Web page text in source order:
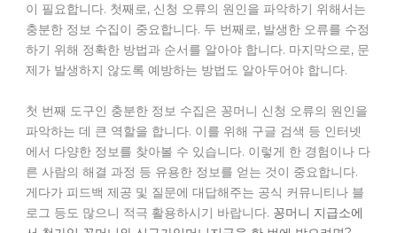
이 필요합니다. 첫째로, 신청 오류의 원인을 파악하기 위해서는
충분한 정보 수집이 중요합니다. 두 번째로, 발생한 오류를 수정
하기 위해 정확한 방법과 순서를 알아야 합니다. 마지막으로, 문
제가 발생하지 않도록 예방하는 방법도 알아두어야 합니다.
첫 번째 도구인 충분한 정보 수집은 꽁머니 신청 오류의 원인을
파악하는 데 큰 역할을 합니다. 이를 위해 구글 검색 등 인터넷
에서 다양한 정보를 찾아볼 수 있습니다. 이렇게 한 경험이나 다
른 사람의 해결 과정 등 유용한 정보를 얻는 것이 중요합니다.
게다가 피드백 제공 및 질문에 대답해주는 공식 커뮤니티나 블
로그 등도 많으니 적극 활용하시기 바랍니다. 꽁머니 지급소에